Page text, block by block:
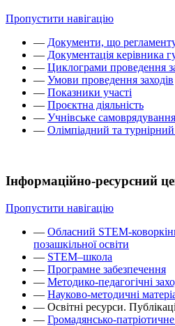
Пропустити навігацію
— Документи, що
— Документація керівника
— Циклограми проведення
— Умови проведення заходів
— Показники участі
— Проєктна діяльність
— Учнівське самоврядування
— Олімпіадний та
Інформаційно-ресурсний
Пропустити навігацію
— Обласний STEM-
позашкільної освіти
— STEM–школа
— Програмне забезпечення
— Методико-педагогічні
— Науково-методичні
— Освітні ресурси.
— Громадянсько-